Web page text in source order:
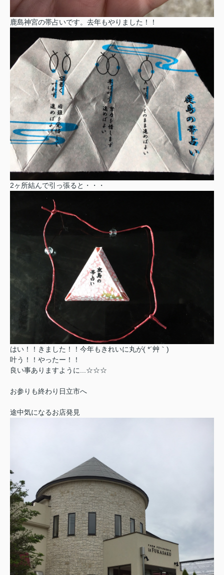
鹿島神宮の帯占いです。去年もやりました！！
2ヶ所結んで引っ張ると・・・
はい！！きました！！今年もきれいに丸が( *´艸｀)
叶う！！やったー！！
良い事ありますように...☆☆☆
お参りも終わり日立市へ
途中気になるお店発見